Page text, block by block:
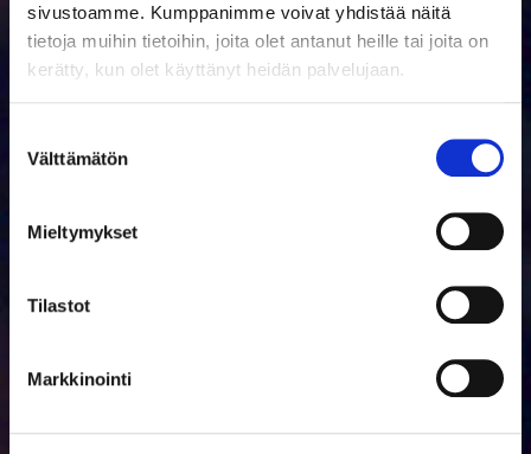
sivustoamme. Kumppanimme voivat yhdistää näitä
tietoja muihin tietoihin, joita olet antanut heille tai joita on
kerätty, kun olet käyttänyt heidän palvelujaan.
valinta
Välttämätön
Mieltymykset
Tilastot
Markkinointi